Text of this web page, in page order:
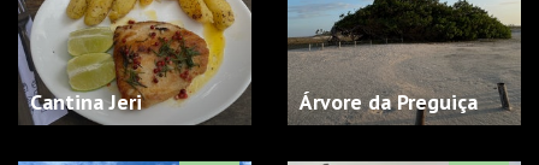
Cantina Jeri Árvore da Preguiça